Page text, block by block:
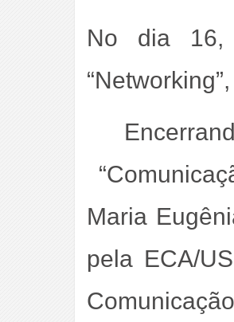
No dia 16,
Maria
pela ECA/